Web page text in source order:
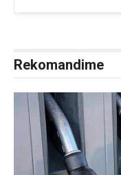
Rekomandime